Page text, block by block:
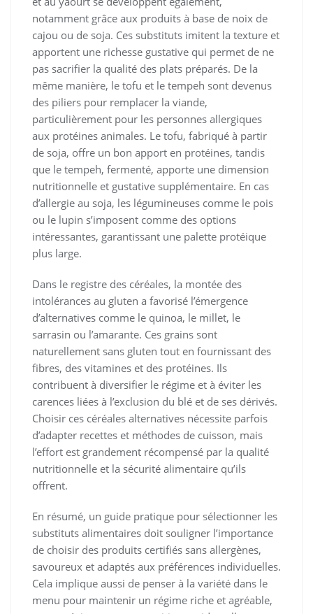
notamment grâce aux produits à base de noix de
cajou ou de soja. Ces substituts imitent la texture et
apportent une richesse gustative qui permet de ne
pas sacrifier la qualité des plats préparés. De la
même manière, le tofu et le tempeh sont devenus
des piliers pour remplacer la viande,
particulièrement pour les personnes allergiques
aux protéines animales. Le tofu, fabriqué à partir
de soja, offre un bon apport en protéines, tandis
que le tempeh, fermenté, apporte une dimension
nutritionnelle et gustative supplémentaire. En cas
d’allergie au soja, les légumineuses comme le pois
ou le lupin s’imposent comme des options
intéressantes, garantissant une palette protéique
plus large.
Dans le registre des céréales, la montée des
intolérances au gluten a favorisé l’émergence
d’alternatives comme le quinoa, le millet, le
sarrasin ou l’amarante. Ces grains sont
naturellement sans gluten tout en fournissant des
fibres, des vitamines et des protéines. Ils
contribuent à diversifier le régime et à éviter les
carences liées à l’exclusion du blé et de ses dérivés.
Choisir ces céréales alternatives nécessite parfois
d’adapter recettes et méthodes de cuisson, mais
l’effort est grandement récompensé par la qualité
nutritionnelle et la sécurité alimentaire qu’ils
offrent.
En résumé, un guide pratique pour sélectionner les
substituts alimentaires doit souligner l’importance
de choisir des produits certifiés sans allergènes,
savoureux et adaptés aux préférences individuelles.
Cela implique aussi de penser à la variété dans le
menu pour maintenir un régime riche et agréable,